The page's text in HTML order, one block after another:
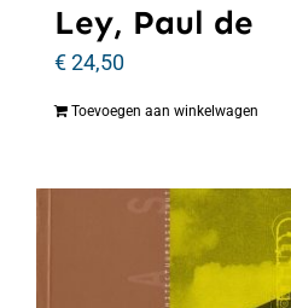
Ley, Paul de
€24,50
Toevoegen aan winkelwagen